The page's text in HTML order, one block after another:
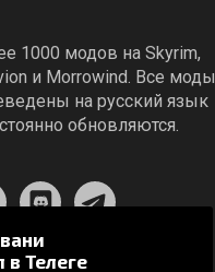
в Телеге
1000 модов на Skyrim,
и Morrowind. Все моды
на русский язык
обновляются.